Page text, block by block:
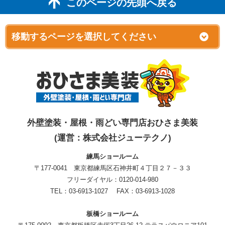
このページの先頭へ戻る
外壁塗装・屋根・雨どい専門店おひさま美装
(運営：株式会社ジューテクノ)
練馬ショールーム
〒177-0041 東京都練馬区石神井町４丁目２７－３３
フリーダイヤル：0120-014-980
TEL：03-6913-1027 FAX：03-6913-1028
板橋ショールーム